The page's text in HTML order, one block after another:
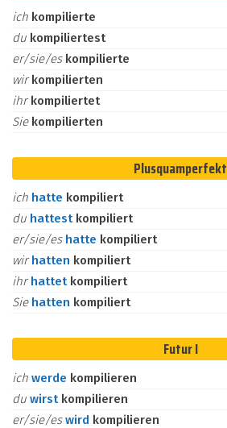
ich kompilierte
du kompiliertest
er/sie/es kompilierte
wirkompilierten
ihrkompiliertet
Sie kompilierten
Plusquamperfekt
ich hatte kompiliert
du hattest kompiliert
er/sie/es hatte kompiliert
wirhatten kompiliert
ihrhattet kompiliert
Sie hatten kompiliert
Futur I
ich werde kompilieren
du wirst kompilieren
er/sie/eswird kompilieren